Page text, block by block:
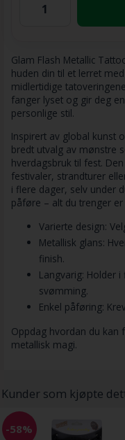
Glam Flash Metallic
huden din til et lerret
midlertidige
fanger lyset og gir deg
personlige stil.
Inspirert av global kunst
bredt utvalg av mønstre
hverdagsbruk til fest.
festivaler, strandturer
i flere dager, selv under
påføre – alt du trenger er
Varierte design:
Metallisk glans:
finish.
Langvarig: Holder
svømming.
Enkel påføring:
Oppdag hvordan du kan
metallisk magi.
Kunder som kjøpte
-58%